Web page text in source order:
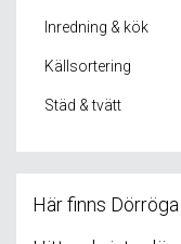
Inredning & kök
Källsortering
Städ & tvätt
Här finns